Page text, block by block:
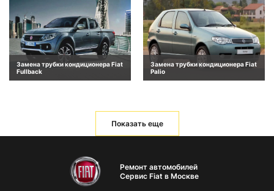
Замена трубки кондиционера Fiat
Fullback
Замена трубки кондиционера Fiat
Palio
Показать еще
Ремонт автомобилей
Сервис Fiat в Москве